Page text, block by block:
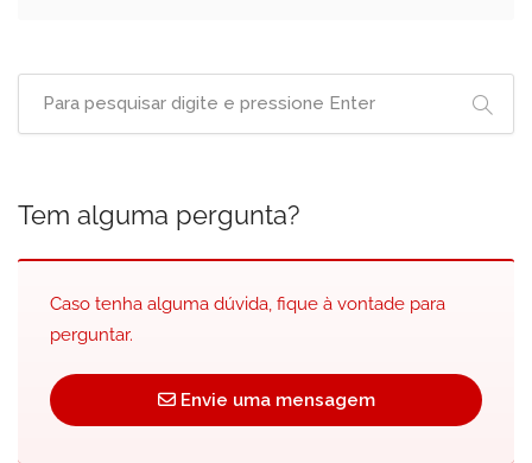
Tem alguma pergunta?
Caso tenha alguma dúvida, fique à vontade para
perguntar.
Envie uma mensagem